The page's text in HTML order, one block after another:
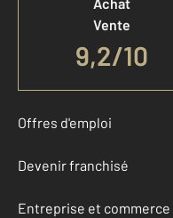
Vente
9,2/10
Offres d'emploi
Devenir franchisé
Entreprise et commerce